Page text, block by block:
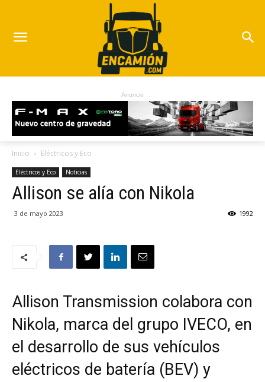
Anuncio
Inicio Eléctricos y Eco
Eléctricos y Eco Noticias
Allison se alía con Nikola
3 de mayo 2023 1992
Allison Transmission colabora con
Nikola, marca del grupo IVECO, en
el desarrollo de sus vehículos
eléctricos de batería (BEV) y